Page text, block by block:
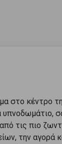
στο κέντρο
τις πιο
την αγορά